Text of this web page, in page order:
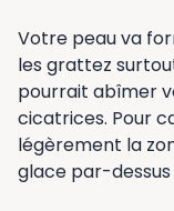
Votre peau va
les grattez
pourrait abîmer
cicatrices. Pour
légèrement la
glace par-